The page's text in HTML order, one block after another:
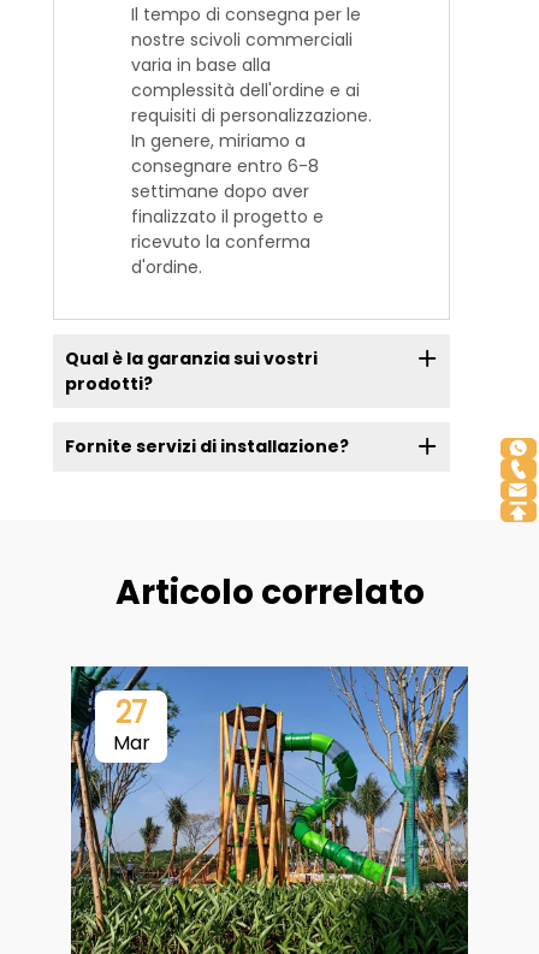
Il tempo di consegna per le
nostre scivoli commerciali
varia in base alla
complessità dell'ordine e ai
requisiti di personalizzazione.
In genere, miriamo a
consegnare entro 6-8
settimane dopo aver
finalizzato il progetto e
ricevuto la conferma
d'ordine.
Qual è la garanzia sui vostri
prodotti?
Fornite servizi di installazione?
Articolo correlato
27
Mar